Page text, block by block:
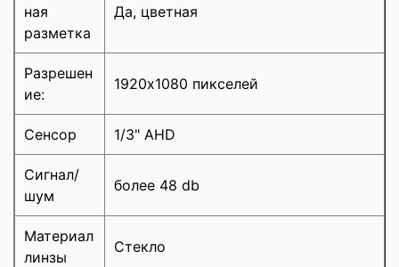
ная
разметка
Да, цветная
Разрешен
ие:
1920х1080 пикселей
Сенсор 1/3" AHD
Сигнал/
шум
более 48 db
Материал
линзы
Стекло